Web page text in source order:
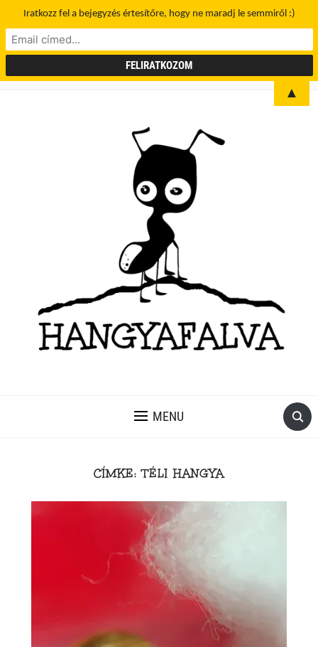
MENU
CÍMKE:TÉLI HANGYA
Iratkozz fel a bejegyzés értesítőre, hogy ne maradj le semmiről :)
▲